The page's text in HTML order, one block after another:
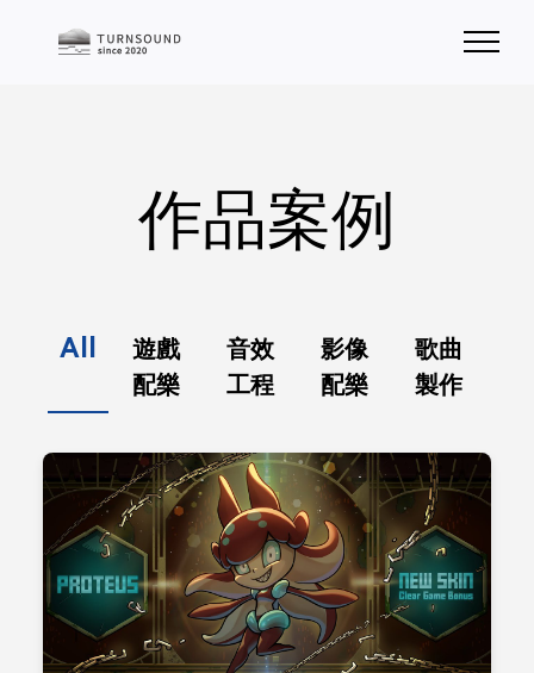
作品案例
All
遊戲
配樂
音效
工程
影像
配樂
歌曲
製作